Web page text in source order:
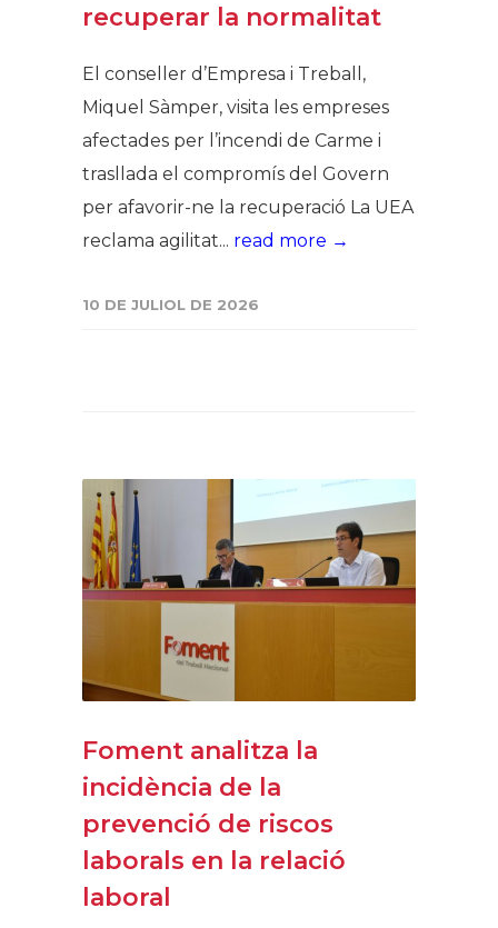
recuperar la normalitat
El conseller d’Empresa i Treball,
Miquel Sàmper, visita les empreses
afectades per l’incendi de Carme i
trasllada el compromís del Govern
per afavorir-ne la recuperació La UEA
reclama agilitat... read more →
10 DE JULIOL DE 2026
Foment analitza la
incidència de la
prevenció de riscos
laborals en la relació
laboral